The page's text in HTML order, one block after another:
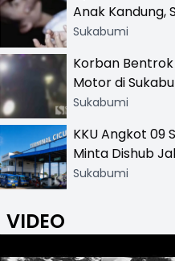
Anak Kandung,
Hingga SMA
Sukabumi
Korban
Motor di
dan Sopir Tangki
Sukabumi
KKU Angkot 09
Minta Dishub
Tertibkan
Sukabumi
VIDEO